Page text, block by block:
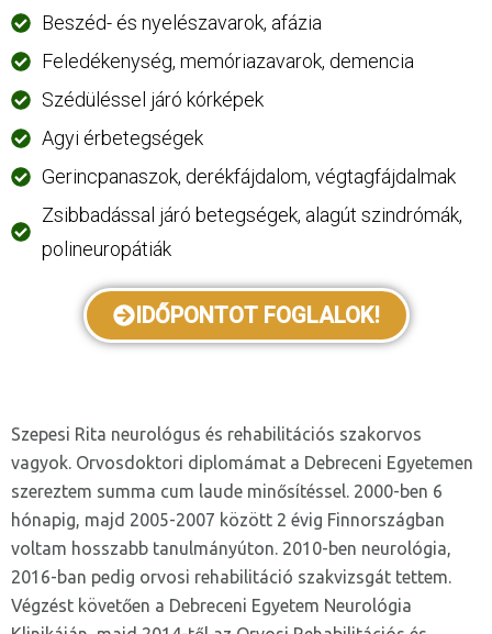
Beszéd- és nyelészavarok, afázia
Feledékenység, memóriazavarok, demencia
Szédüléssel járó kórképek
Agyi érbetegségek
Gerincpanaszok, derékfájdalom, végtagfájdalmak
Zsibbadással járó betegségek, alagút szindrómák,
polineuropátiák
IDŐPONTOT FOGLALOK!
Szepesi Rita neurológus és rehabilitációs szakorvos
vagyok. Orvosdoktori diplomámat a Debreceni Egyetemen
szereztem summa cum laude minősítéssel. 2000-ben 6
hónapig, majd 2005-2007 között 2 évig Finnországban
voltam hosszabb tanulmányúton. 2010-ben neurológia,
2016-ban pedig orvosi rehabilitáció szakvizsgát tettem.
Végzést követően a Debreceni Egyetem Neurológia